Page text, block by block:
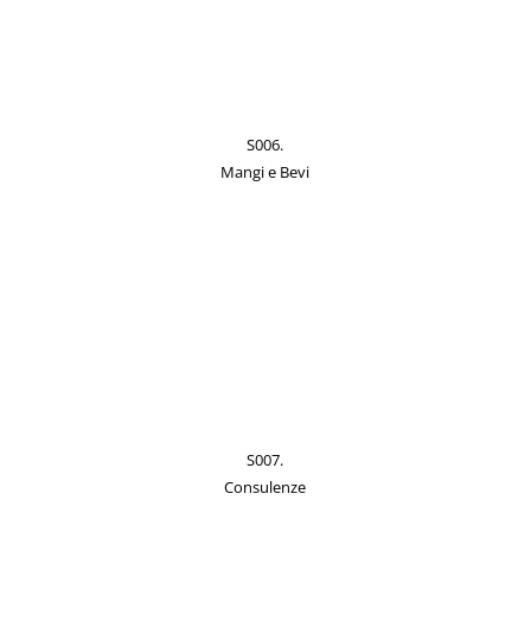
S006.
Mangi e Bevi
S007.
Consulenze